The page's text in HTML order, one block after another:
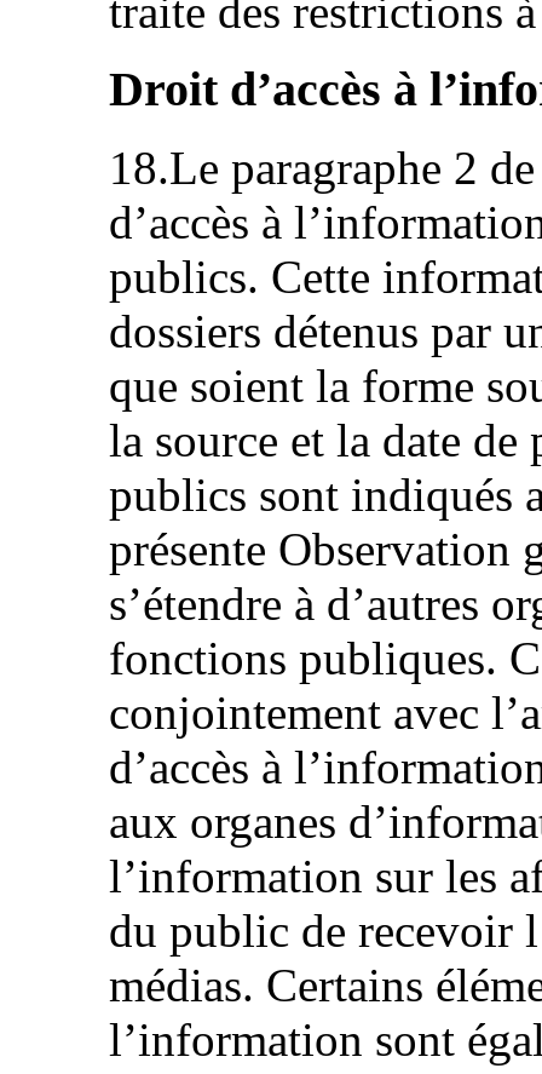
traite des restrictions
Droit d’accès à
18.Le paragraphe 2
d’accès à
publics. Cette
dossiers détenus par
que soient la forme
la source et la date
publics sont indiqués
présente Observation
s’étendre à d’autres
fonctions publiques.
conjointement avec
d’accès à
aux organes
l’information sur les
du public de recevoir
médias. Certains
l’information sont